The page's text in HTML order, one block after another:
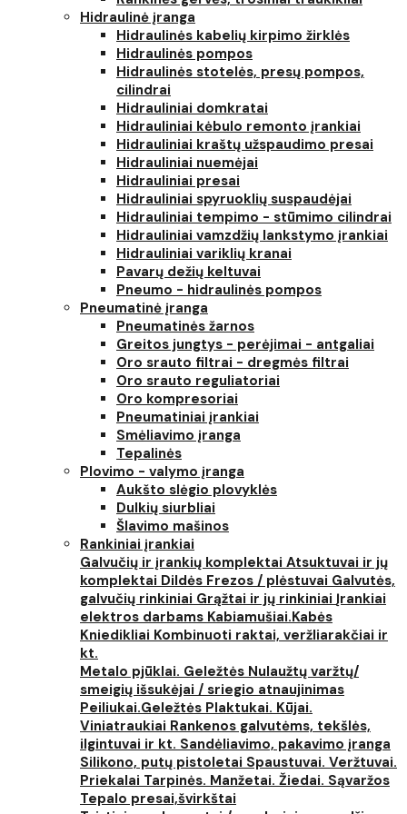
Hidraulinė įranga
Hidraulinės kabelių kirpimo žirklės
Hidraulinės pompos
Hidraulinės stotelės, presų pompos,
cilindrai
Hidrauliniai domkratai
Hidrauliniai kėbulo remonto įrankiai
Hidrauliniai kraštų užspaudimo presai
Hidrauliniai nuemėjai
Hidrauliniai presai
Hidrauliniai spyruoklių suspaudėjai
Hidrauliniai tempimo - stūmimo cilindrai
Hidrauliniai vamzdžių lankstymo įrankiai
Hidrauliniai variklių kranai
Pavarų dežių keltuvai
Pneumo - hidraulinės pompos
Pneumatinė įranga
Pneumatinės žarnos
Greitos jungtys - perėjimai - antgaliai
Oro srauto filtrai - dregmės filtrai
Oro srauto reguliatoriai
Oro kompresoriai
Pneumatiniai įrankiai
Smėliavimo įranga
Tepalinės
Plovimo - valymo įranga
Aukšto slėgio plovyklės
Dulkių siurbliai
Šlavimo mašinos
Rankiniai įrankiai
Galvučių ir įrankių komplektai Atsuktuvai ir jų
komplektai Dildės Frezos / plėstuvai Galvutės,
galvučių rinkiniai Grąžtai ir jų rinkiniai Įrankiai
elektros darbams Kabiamušiai.Kabės
Kniedikliai Kombinuoti raktai, veržliarakčiai ir
kt.
Metalo pjūklai. Geležtės Nulaužtų varžtų/
smeigių išsukėjai / sriegio atnaujinimas
Peiliukai.Geležtės Plaktukai. Kūjai.
Viniatraukiai Rankenos galvutėms, tekšlės,
ilgintuvai ir kt. Sandėliavimo, pakavimo įranga
Silikono, putų pistoletai Spaustuvai. Veržtuvai.
Priekalai Tarpinės. Manžetai. Žiedai. Sąvaržos
Tepalo presai,švirkštai